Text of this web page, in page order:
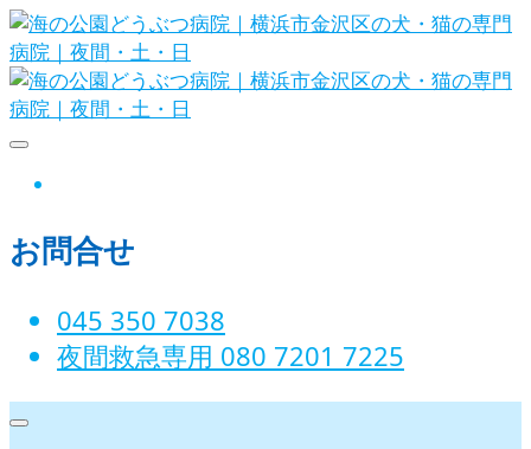
Skip
to
content
日
お問合せ
045 350 7038‬
夜間救急専用 080 7201 7225‬